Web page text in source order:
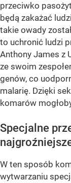
przeciwko
będą zakażać
takie owady
to uchronić ludzi
Anthony James z
ze swoim
genów, co
malarię. Dzięki
komarów
Specjalne
W ten sposób
wytwarzaniu